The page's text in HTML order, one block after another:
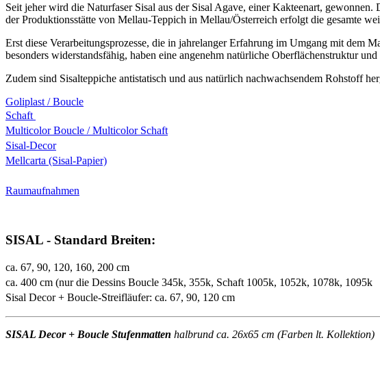
Seit jeher wird die Naturfaser Sisal aus der Sisal Agave, einer Kakteenart,
der Produktionsstätte von Mellau-Teppich in Mellau/Österreich erfolgt die gesamte
Erst diese Verarbeitungsprozesse, die in jahrelanger Erfahrung im Umgang mit dem
besonders widerstandsfähig, haben eine angenehm natürliche Oberflächenstruktur
Zudem sind Sisalteppiche antistatisch und aus natürlich nachwachsendem Rohstoff
Goliplast / Boucle
Schaft
Multicolor Boucle / Multicolor Schaft
Sisal-Decor
Mellcarta (Sisal-Papier)
Raumaufnahmen
SISAL - Standard Breiten:
ca. 67, 90, 120, 160, 200 cm
ca. 400 cm (nur die Dessins Boucle 345k, 355k, Schaft 1005k, 1052k, 1078k, 1095k
Sisal Decor + Boucle-Streifläufer: ca. 67, 90, 120 cm
SISAL Decor + Boucle Stufenmatten halbrund ca. 26x65 cm (Farben lt. Kollektion)